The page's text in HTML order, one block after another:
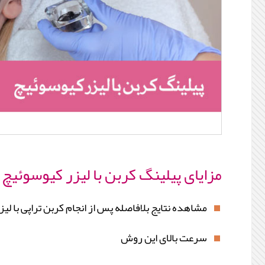
مزایای پیلینگ کربن با لیزر کیوسوئیچ
مشاهده نتایج بلافاصله پس از انجام کربن تراپی با
سرعت بالای این روش